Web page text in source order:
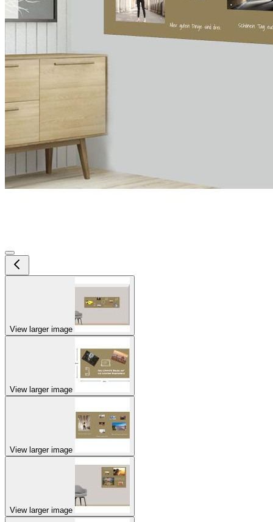
View larger image
View larger image
View larger image
View larger image